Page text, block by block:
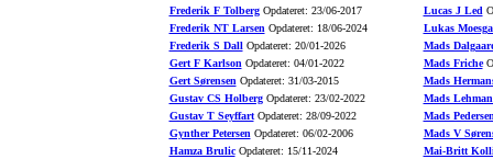
Frederik F TolbergOpdateret: 23/06-2017
Frederik NT Larsen Opdateret: 18/06-2024
Frederik S DallOpdateret: 20/01-2026
Gert F Karlson Opdateret: 04/01-2022
Gert Sørensen Opdateret: 31/03-2015
Gustav CS HolbergOpdateret: 23/02-2022
Gustav T SeyffartOpdateret: 28/09-2022
Gynther Petersen Opdateret: 06/02-2006
Hamza BrulicOpdateret: 15/11-2024
Lucas J Led
Lukas
Mads
Mads Friche
Mads
Mads
Mads
Mads V
Mai-Britt